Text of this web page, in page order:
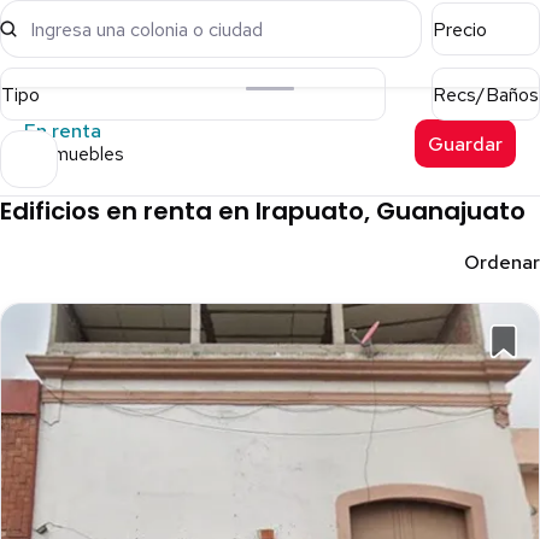
Ingresa una colonia o ciudad Precio
Tipo
Recs/Baños
En renta
9 inmuebles Guardar
Edificios en renta en Irapuato, Guanajuato
Ordenar